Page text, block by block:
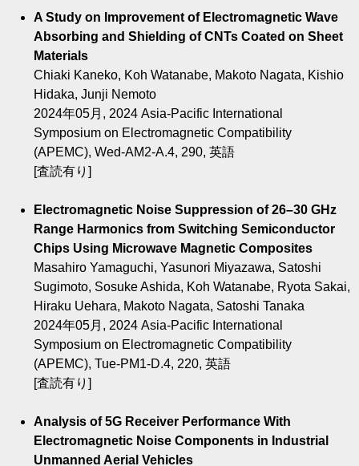
A Study on Improvement of Electromagnetic Wave
Absorbing and Shielding of CNTs Coated on Sheet
Materials
Chiaki Kaneko, Koh Watanabe, Makoto Nagata, Kishio
Hidaka, Junji Nemoto
2024年05月, 2024 Asia-Pacific International
Symposium on Electromagnetic Compatibility
(APEMC), Wed-AM2-A.4, 290, 英語
[査読有り]
Electromagnetic Noise Suppression of 26–30 GHz
Range Harmonics from Switching Semiconductor
Chips Using Microwave Magnetic Composites
Masahiro Yamaguchi, Yasunori Miyazawa, Satoshi
Sugimoto, Sosuke Ashida, Koh Watanabe, Ryota Sakai,
Hiraku Uehara, Makoto Nagata, Satoshi Tanaka
2024年05月, 2024 Asia-Pacific International
Symposium on Electromagnetic Compatibility
(APEMC), Tue-PM1-D.4, 220, 英語
[査読有り]
Analysis of 5G Receiver Performance With
Electromagnetic Noise Components in Industrial
Unmanned Aerial Vehicles